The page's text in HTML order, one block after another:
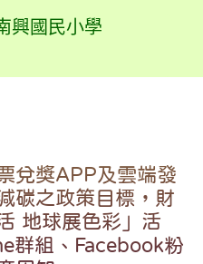
興國民小學
兌獎APP及雲端發
碳之政策目標，財
地球展色彩」活
群組、Facebook粉